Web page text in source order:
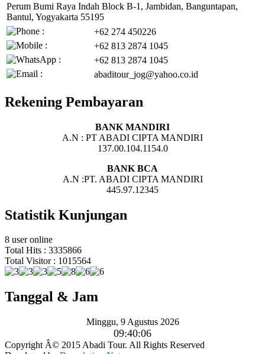
Perum Bumi Raya Indah Block B-1, Jambidan, Banguntapan,
Bantul, Yogyakarta 55195
+62 274 450226
+62 813 2874 1045
+62 813 2874 1045
abaditour_jog@yahoo.co.id
Rekening Pembayaran
BANK MANDIRI
A.N : PT ABADI CIPTA MANDIRI
137.00.104.1154.0
BANK BCA
A.N :PT. ABADI CIPTA MANDIRI
445.97.12345
Statistik Kunjungan
8 user online
Total Hits : 3335866
Total Visitor : 1015564
Tanggal & Jam
Minggu, 9 Agustus 2026
09:40:07
Copyright Â© 2015 Abadi Tour. All Rights Reserved